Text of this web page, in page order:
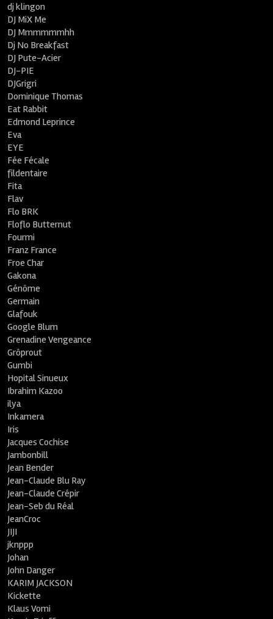
dj klingon
DJ MiX Me
DJ Mmmmmmhh
Dj No Breakfast
DJ Pute-Acier
DJ-PIE
DJGrigri
Dominique Thomas
Eat Rabbit
Edmond Leprince
Eva
EYE
Fée Fécale
fildentaire
Fita
Flav
Flo BRK
Floflo Butternut
Fourmi
Franz France
Froe Char
Gakona
Génôme
Germain
Glafouk
Google Blum
Grenadine Vengeance
Grôprout
Gumbi
Hopital Sinueux
Ibrahim Kazoo
ilya
Inkamera
Iris
Jacques Cochise
Jambonbill
Jean Bender
Jean-Claude Blu Ray
Jean-Claude Crépir
Jean-Seb du Réal
JeanCroc
JIJI
jknppp
Johan
John Danger
KARIM JACKSON
Kickette
Klaus Vomi